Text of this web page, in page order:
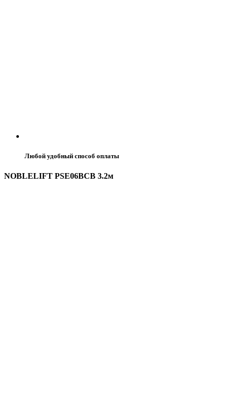
Любой удобный способ оплаты
NOBLELIFT PSE06BCB 3.2м